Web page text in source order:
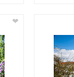
❤